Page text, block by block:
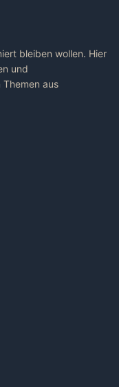
bleiben wollen. Hier
und
aus